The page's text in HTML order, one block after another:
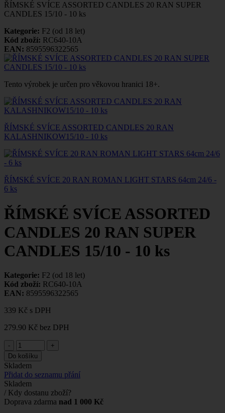
ŘÍMSKÉ SVÍCE ASSORTED CANDLES 20 RAN SUPER
CANDLES 15/10 - 10 ks
Kategorie: F2 (od 18 let)
Kód zboží: RC640-10A
EAN: 8595596322565
Tento výrobek je určen pro věkovou hranici 18+.
ŘÍMSKÉ SVÍCE ASSORTED CANDLES 20 RAN
KALASHNIKOW15/10 - 10 ks
ŘÍMSKÉ SVÍCE 20 RAN ROMAN LIGHT STARS 64cm 24/6 -
6 ks
ŘÍMSKÉ SVÍCE ASSORTED
CANDLES 20 RAN SUPER
CANDLES 15/10 - 10 ks
Kategorie: F2 (od 18 let)
Kód zboží: RC640-10A
EAN: 8595596322565
339 Kč s DPH
279.90 Kč bez DPH
-
+
Do košíku
Skladem
Přidat do seznamu přání
Skladem
/ Kdy dostanu zboží?
Doprava zdarma nad 1 000 Kč